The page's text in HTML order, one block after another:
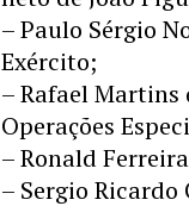
– Paulo Sérgio
Exército;
– Rafael Martins
Operações
– Ronald
– Sergio